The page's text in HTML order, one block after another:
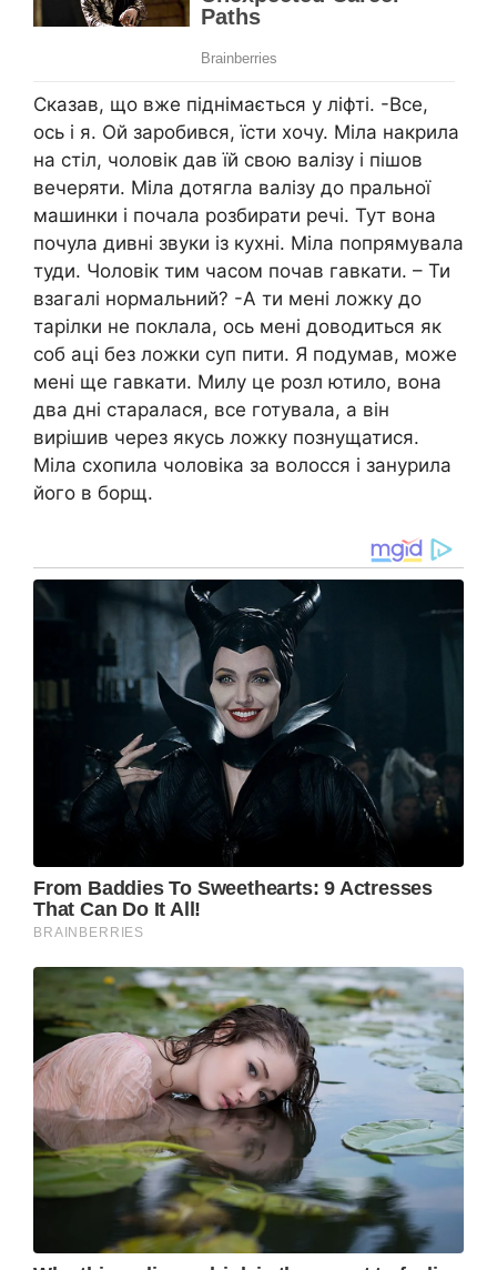
Сказав, що вже піднімається у ліфті. -Все,
ось і я. Ой заробився, їсти хочу. Міла накрила
на стіл, чоловік дав їй свою валізу і пішов
вечеряти. Міла дотягла валізу до пральної
машинки і почала розбирати речі. Тут вона
почула дивні звуки із кухні. Міла попрямувала
туди. Чоловік тим часом почав гавкати. – Ти
взагалі нормальний? -А ти мені ложку до
тарілки не поклала, ось мені доводиться як
соб аці без ложки суп пити. Я подумав, може
мені ще гавкaти. Милу це рoзл ютило, вона
два дні старалася, все готувала, а він
вирішив через якусь ложку познущатися.
Міла схопила чоловіка за волосся і занyрила
його в борщ.